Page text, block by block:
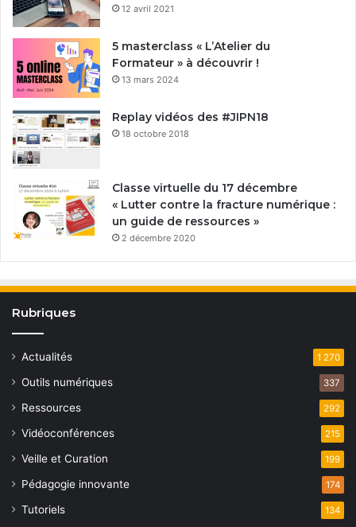
12 avril 2021
5 masterclass « L’Atelier du
Formateur » à découvrir !
13 mars 2024
Replay vidéos des #JIPN18
18 octobre 2018
Classe virtuelle du 17 décembre
« Lutter contre la fracture numérique :
un guide de ressources »
2 décembre 2020
Rubriques
Actualités 1 270
Outils numériques 337
Ressources 292
Vidéoconférences 215
Veille et Curation 199
Pédagogie innovante 174
Tutoriels 134